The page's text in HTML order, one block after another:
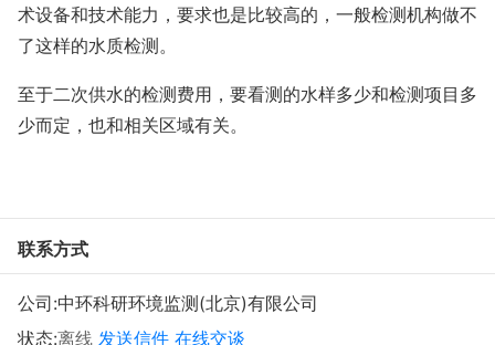
术设备和技术能力，要求也是比较高的，一般检测机构做不
了这样的水质检测。
至于二次供水的检测费用，要看测的水样多少和检测项目多
少而定，也和相关区域有关。
联系方式
公司:中环科研环境监测(北京)有限公司
状态:离线 发送信件 在线交谈